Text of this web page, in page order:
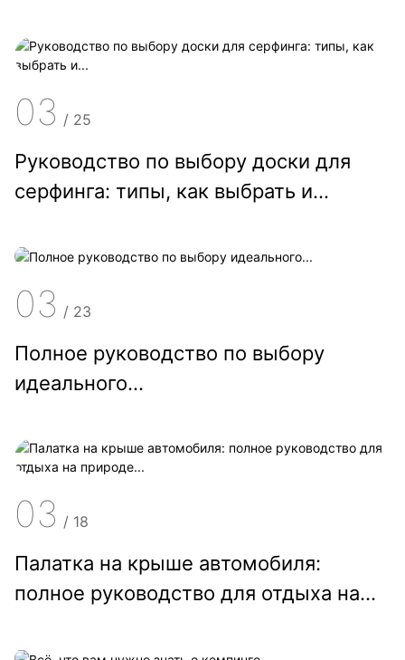
03 / 25
Руководство по выбору доски для
серфинга: типы, как выбрать и...
03 / 23
Полное руководство по выбору
идеального...
03 / 18
Палатка на крыше автомобиля:
полное руководство для отдыха на